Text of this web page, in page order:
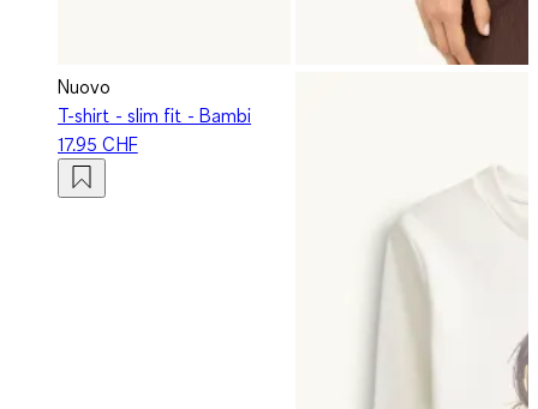
Nuovo
T-shirt - slim fit - Bambi
17.95 CHF